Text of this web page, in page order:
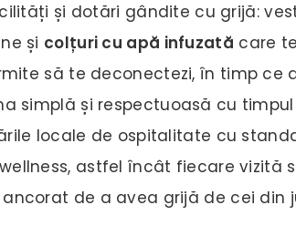
și dotări gândite cu grijă:
și colțuri cu apă infuzată care
să te deconectezi, în timp ce
simplă și respectuoasă cu
locale de ospitalitate cu
astfel încât fiecare vizită
de a avea grijă de cei din